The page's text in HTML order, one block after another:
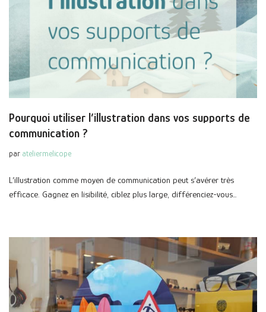
Pourquoi utiliser l’illustration dans vos supports de
communication ?
par ateliermelicope
L’illustration comme moyen de communication peut s’avérer très
efficace. Gagnez en lisibilité, ciblez plus large, différenciez-vous…